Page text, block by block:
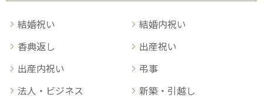
結婚祝い
結婚内祝い
香典返し
出産祝い
出産内祝い
弔事
法人・ビジネス
新築・引越し